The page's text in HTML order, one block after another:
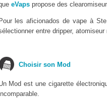
eVapspropose des
Pour les aficionados de vape à
entre dripper,
Choisir son Mod
Mod est une cigarette